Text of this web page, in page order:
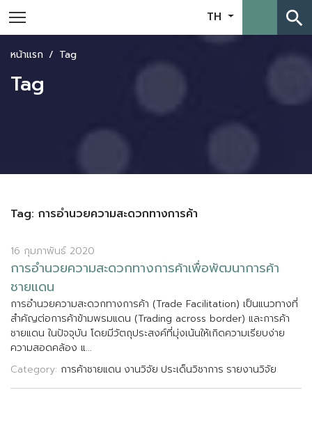
TH search
หน้าแรก Tag
Tag
Tag: การอำนวยความสะดวกทางการค้า
16 กุมภาพันธ์ 2020
การอนวยความสะดวกทางการคาเพอพฒนาการคา
ชายแดน
การอนวยความสะดวกทางการคา (Trade Facilitation) เปนแนวทางท
สคญตอการคาขามพรมแดน (Trading across border) และการคา
ชายแดน ในปจจบน โดยมวตถประสงคทมงเนนใหเกดความเรยบงาย
ความสอดคลอง แ...
Category: การค้าชายแดน งานวิจัย ประเด็นวิชาการ รายงานวิจัย